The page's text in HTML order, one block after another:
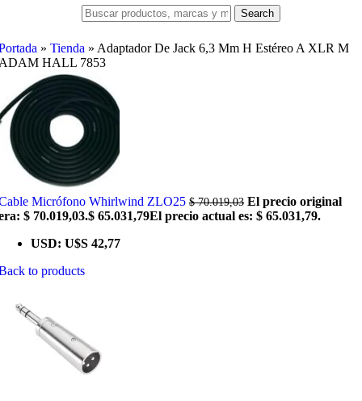
Search
» Tienda » Adaptador De Jack 6,3 Mm H Estéreo A XLR M
HALL 7853
Micrófono Whirlwind ZLO25 $70.019,03 El precio original
$ 70.019,03.$ 65.031,79El precio actual es: $ 65.031,79.
USD: U$S 42,77
to products